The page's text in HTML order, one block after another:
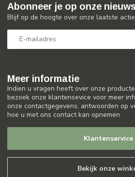
Meer informatie
Indien u vragen heeft over onze
bezoek onze klantensevice voor meer
onze contactgegevens, antwoorden op
hoe u met ons contact kan opnemen.
Klantenservice
Bekijk onze
Abonneer je op onze
Blijf op de hoogte over onze laatste